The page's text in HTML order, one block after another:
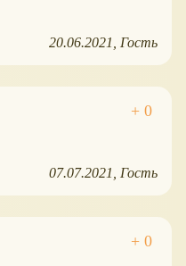
20.06.2021
Гость
07.07.2021
Гость